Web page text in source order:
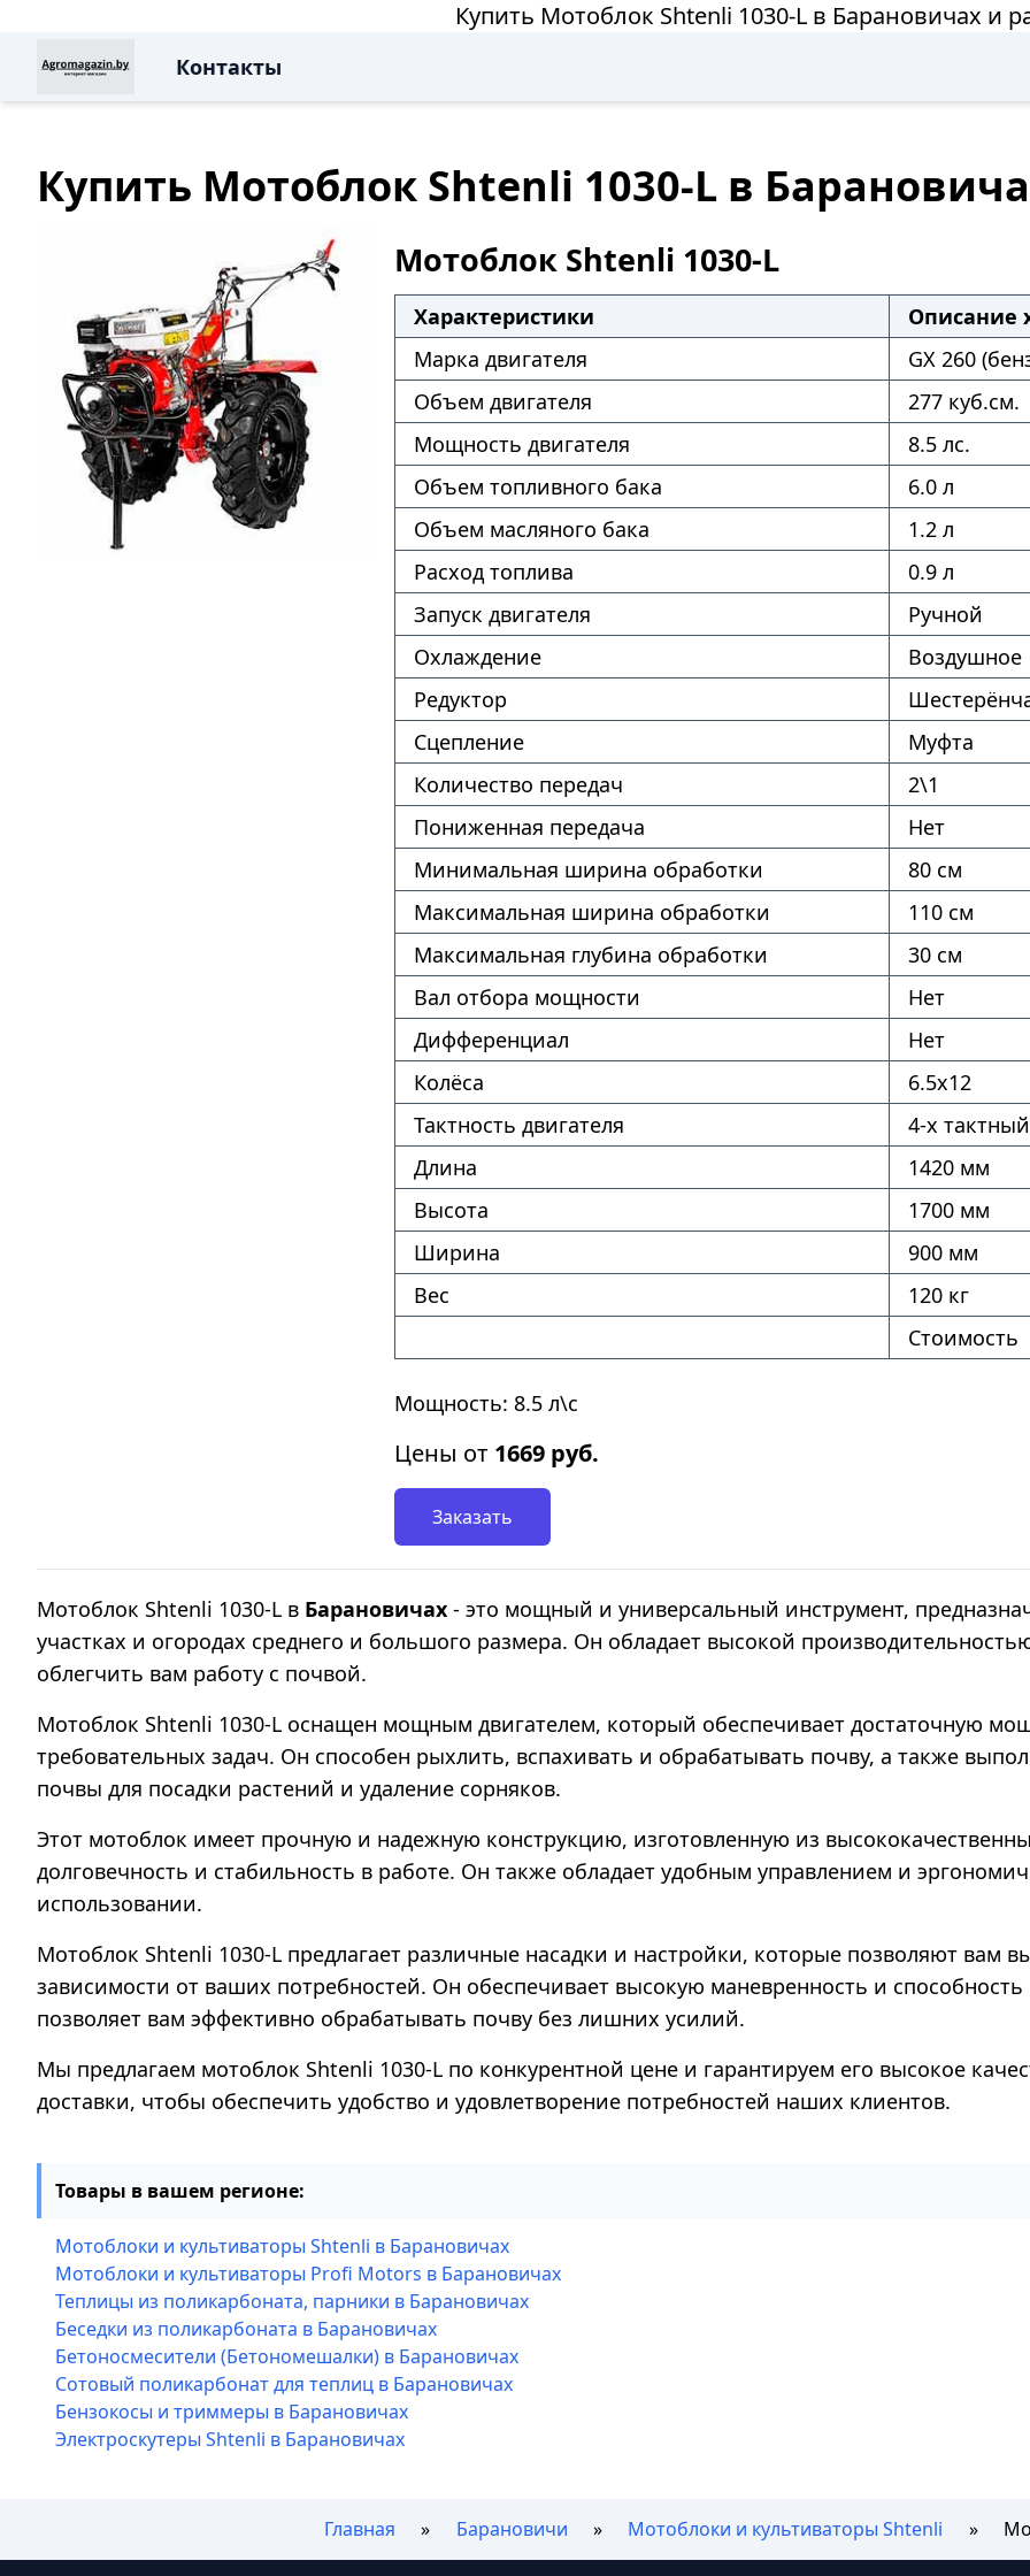
Купить Мотоблок Shtenli 1030-L в Барановичах и
Контакты
Купить Мотоблок Shtenli 1030-L в
Мотоблок Shtenli 1030-L
Характеристики
Описание
Марка двигателя
GX 260
Объем двигателя
277 куб.см.
Мощность двигателя
8.5 лс.
Объем топливного бака
6.0 л
Объем масляного бака
1.2 л
Расход топлива
0.9 л
Запуск двигателя
Ручной
Охлаждение
Воздушное
Редуктор
Сцепление
Муфта
Количество передач
2\1
Пониженная передача
Нет
Минимальная ширина обработки
80 см
Максимальная ширина обработки
110 см
Максимальная глубина обработки
30 см
Вал отбора мощности
Нет
Дифференциал
Нет
Колёса
6.5х12
Тактность двигателя
4-х тактный
Длина
1420 мм
Высота
1700 мм
Ширина
900 мм
Вес
120 кг
Стоимость
Мощность: 8.5 л\с
Цены от 1669 руб.
Заказать
Мотоблок Shtenli 1030-L в Барановичах - это мощный и универсальный инструмент,
участках и огородах среднего и большого размера. Он обладает высокой
облегчить вам работу с почвой.
Мотоблок Shtenli 1030-L оснащен мощным двигателем, который обеспечивает достаточную
требовательных задач. Он способен рыхлить, вспахивать и обрабатывать почву, а также
почвы для посадки растений и удаление сорняков.
Этот мотоблок имеет прочную и надежную конструкцию, изготовленную из
долговечность и стабильность в работе. Он также обладает удобным управлением и
использовании.
Мотоблок Shtenli 1030-L предлагает различные насадки и настройки, которые позволяют
зависимости от ваших потребностей. Он обеспечивает высокую маневренность и
позволяет вам эффективно обрабатывать почву без лишних усилий.
Мы предлагаем мотоблок Shtenli 1030-L по конкурентной цене и гарантируем его высокое
доставки, чтобы обеспечить удобство и удовлетворение потребностей наших клиентов.
Товары в вашем регионе:
Мотоблоки и культиваторы Shtenli в Барановичах
Мотоблоки и культиваторы Profi Motors в Барановичах
Теплицы из поликарбоната, парники в Барановичах
Беседки из поликарбоната в Барановичах
Бетоносмесители (Бетономешалки) в Барановичах
Сотовый поликарбонат для теплиц в Барановичах
Бензокосы и триммеры в Барановичах
Электроскутеры Shtenli в Барановичах
Главная Барановичи Мотоблоки и культиваторы Shtenli